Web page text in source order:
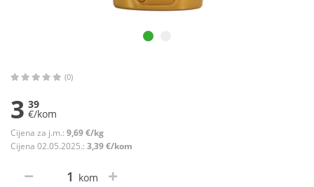
(0)
3 39
€/kom
Cijena za j.m.: 9,69 €/kg
Cijena 02.05.2025.: 3,39 €/kom
kom